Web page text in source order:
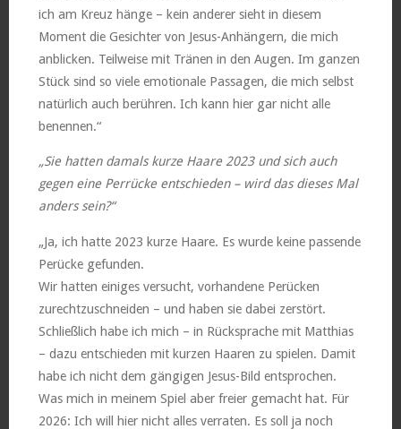
ich am Kreuz hänge – kein anderer sieht in diesem
Moment die Gesichter von Jesus-Anhängern, die mich
anblicken. Teilweise mit Tränen in den Augen. Im ganzen
Stück sind so viele emotionale Passagen, die mich selbst
natürlich auch berühren. Ich kann hier gar nicht alle
benennen.“
„Sie hatten damals kurze Haare 2023 und sich auch
gegen eine Perrücke entschieden – wird das dieses Mal
anders sein?“
„Ja, ich hatte 2023 kurze Haare. Es wurde keine passende
Perücke gefunden.
Wir hatten einiges versucht, vorhandene Perücken
zurechtzuschneiden – und haben sie dabei zerstört.
Schließlich habe ich mich – in Rücksprache mit Matthias
– dazu entschieden mit kurzen Haaren zu spielen. Damit
habe ich nicht dem gängigen Jesus-Bild entsprochen.
Was mich in meinem Spiel aber freier gemacht hat. Für
2026: Ich will hier nicht alles verraten. Es soll ja noch